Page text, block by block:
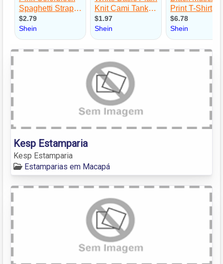
Kesp Estamparia
Kesp Estamparia
Estamparias em Macapá